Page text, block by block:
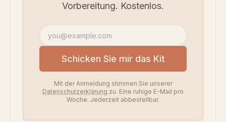
Vorbereitung. Kostenlos.
E-Mail-Adresse
Schicken Sie mir das Kit
Mit der Anmeldung stimmen Sie unserer
Datenschutzerklärung zu. Eine ruhige E-Mail pro
Woche. Jederzeit abbestellbar.